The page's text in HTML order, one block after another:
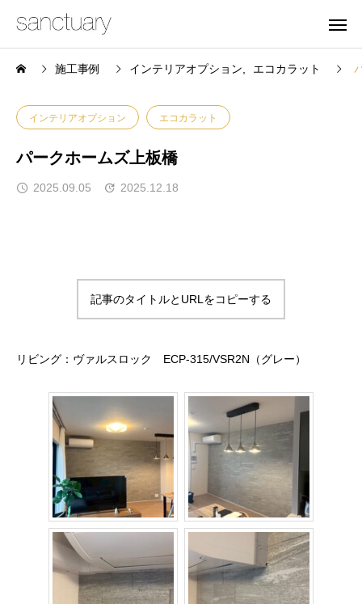
施工事例 インテリアオプション エコカラット
インテリアオプション エコカラット
パークホームズ上板橋
2025.09.05 2025.12.18
記事のタイトルとURLをコピーする
リビング：ヴァルスロック ECP-315/VSR2N（グレー）